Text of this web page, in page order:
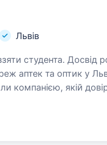
Львів
студента. Досвід
аптек та оптик у
компанією, якій